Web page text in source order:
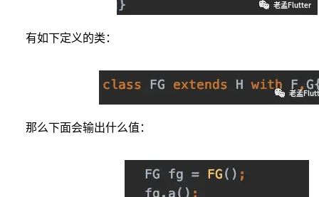
有如下定义的类：
那么下面会输出什么值：